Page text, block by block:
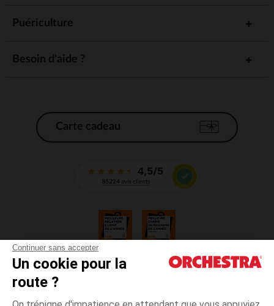
Continuer sans accepter
Un cookie pour la
route ?
Puériculture
Besoin d'aide ?
Carte cadeau